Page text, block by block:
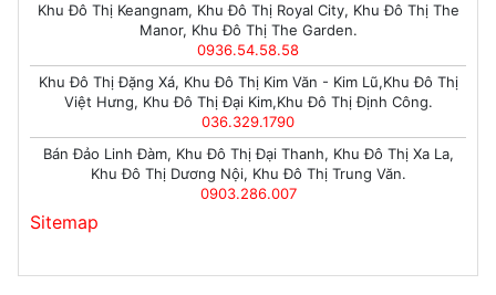
Khu Đô Thị Keangnam, Khu Đô Thị Royal City, Khu Đô Thị The
Manor, Khu Đô Thị The Garden.
0936.54.58.58
Khu Đô Thị Đặng Xá, Khu Đô Thị Kim Văn - Kim Lũ,Khu Đô Thị
Việt Hưng, Khu Đô Thị Đại Kim,Khu Đô Thị Định Công.
036.329.1790
Bán Đảo Linh Đàm, Khu Đô Thị Đại Thanh, Khu Đô Thị Xa La,
Khu Đô Thị Dương Nội, Khu Đô Thị Trung Văn.
0903.286.007
Sitemap